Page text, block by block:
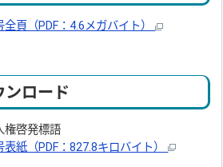
全頁（PDF：4.6メガバイト）
ンロード
啓発標語
表紙（PDF：827.8キロバイト）